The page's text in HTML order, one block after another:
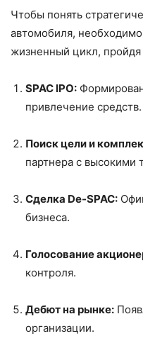
Чтобы понять
автомобиля,
жизненный цикл, пройдя
SPAC IPO:
привлечение средств.
Поиск цели и
партнера с высокими
Сделка De-SPAC:
бизнеса.
Голосование
контроля.
Дебют на рынке:
организации.